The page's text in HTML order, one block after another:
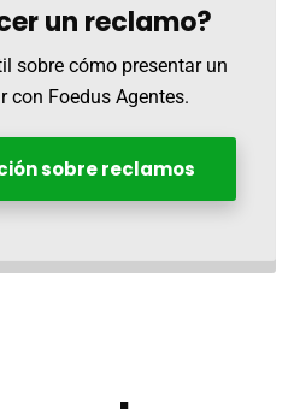
un reclamo?
sobre cómo presentar un
con Foedus Agentes.
sobre reclamos